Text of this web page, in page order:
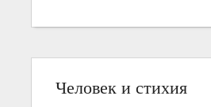
Человек и стихия